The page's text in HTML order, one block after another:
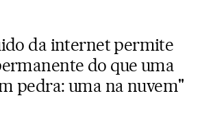
da internet permite
do que uma
pedra: uma na nuvem"